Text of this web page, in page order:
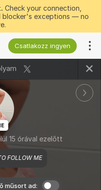
Check your connection,
blocker's exceptions — no
Csatlakozz ingyen
15 órával ezelőtt
FOLLOW ME
műsort ad: